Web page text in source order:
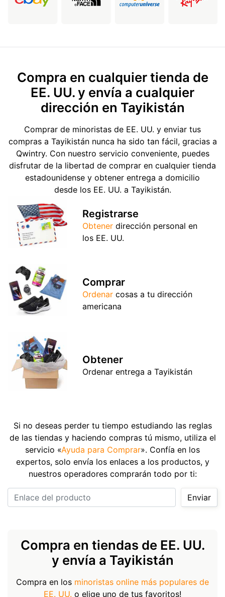
Compra en cualquier tienda de
EE. UU. y envía a cualquier
dirección en Tayikistán
Comprar de minoristas de EE. UU. y enviar tus
compras a Tayikistán nunca ha sido tan fácil, gracias a
Qwintry. Con nuestro servicio conveniente, puedes
disfrutar de la libertad de comprar en cualquier tienda
estadounidense y obtener entrega a domicilio
desde los EE. UU. a Tayikistán.
Registrarse
Obtener dirección personal en
los EE. UU.
Comprar
Ordenar cosas a tu dirección
americana
Obtener
Ordenar entrega a Tayikistán
Si no deseas perder tu tiempo estudiando las reglas
de las tiendas y haciendo compras tú mismo, utiliza el
servicio «Ayuda para Comprar». Confía en los
expertos, solo envía los enlaces a los productos, y
nuestros operadores comprarán todo por ti:
Enviar
Compra en tiendas de EE. UU.
y envía a Tayikistán
Compra en los minoristas online más populares de
EE. UU. o elige uno de tus favoritos!